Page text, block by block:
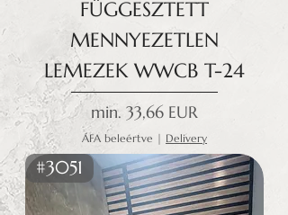
FÜGGESZTETT
MENNYEZETLEN
LEMEZEK WWCB T-24
min. 33,66 EUR
Akciós ár
ÁFA beleértve | Delivery
#3051